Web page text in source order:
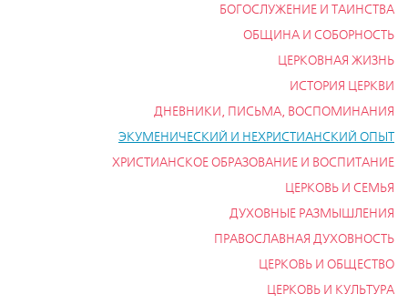
БОГОСЛУЖЕНИЕ И ТАИНСТВА
ОБЩИНА И СОБОРНОСТЬ
ЦЕРКОВНАЯ ЖИЗНЬ
ИСТОРИЯ ЦЕРКВИ
ДНЕВНИКИ, ПИСЬМА, ВОСПОМИНАНИЯ
ЭКУМЕНИЧЕСКИЙ И НЕХРИСТИАНСКИЙ ОПЫТ
ХРИСТИАНСКОЕ ОБРАЗОВАНИЕ И ВОСПИТАНИЕ
ЦЕРКОВЬ И СЕМЬЯ
ДУХОВНЫЕ РАЗМЫШЛЕНИЯ
ПРАВОСЛАВНАЯ ДУХОВНОСТЬ
ЦЕРКОВЬ И ОБЩЕСТВО
ЦЕРКОВЬ И КУЛЬТУРА